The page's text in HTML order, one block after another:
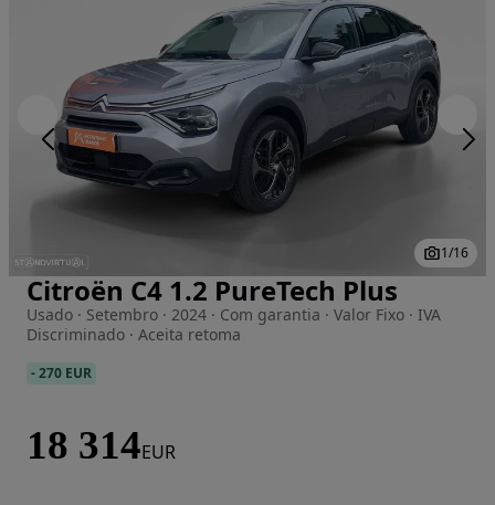
Imagem 1 de 16
1/16
Citroën C4 1.2 PureTech Plus
Usado · Setembro · 2024 · Com garantia · Valor Fixo · IVA
Discriminado · Aceita retoma
-270 EUR
18 314EUR